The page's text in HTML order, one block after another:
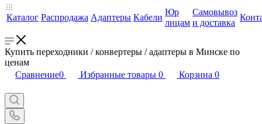
Каталог Распродажа Адаптеры Кабели
Юр
лицам
Самовывоз
и доставка
Купить переходники / конвертеры / адаптеры в Минске по
ценам
Сравнение0 Избранные товары 0 Корзина 0